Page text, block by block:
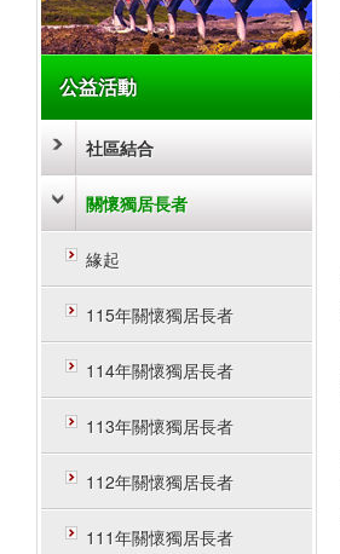
公益活動
社區結合
關懷獨居長者
緣起
115年關懷獨居長者
114年關懷獨居長者
113年關懷獨居長者
112年關懷獨居長者
111年關懷獨居長者